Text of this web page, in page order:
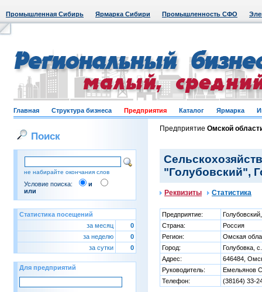
Промышленная Сибирь Ярмарка Сибири Промышленность СФО
Главная Структура бизнеса Предприятия Каталог Ярмарка
Поиск
не набирайте окончания слов
Условие поиска:
и
или
Статистика посещений
за месяц
0
за неделю
0
за сутки
0
Для предприятий
Предприятие Омской
"Голубовский",
Реквизиты Статистика
Предприятие:
Страна:
Россия
Регион:
Омская
Город:
Голубовка, с.
Адрес:
646484,
Руководитель:
Емельянов
Телефон:
(38164) 33-